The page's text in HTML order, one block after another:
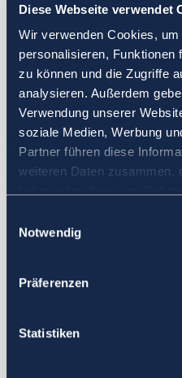
Diese Webseite verwendet
Wir verwenden Cookies,
personalisieren, Funktionen
zu können und die Zugriffe
analysieren. Außerdem
Verwendung unserer
soziale Medien, Werbung
Partner führen diese
weiteren Daten zusammen,
Notwendig
Präferenzen
Statistiken